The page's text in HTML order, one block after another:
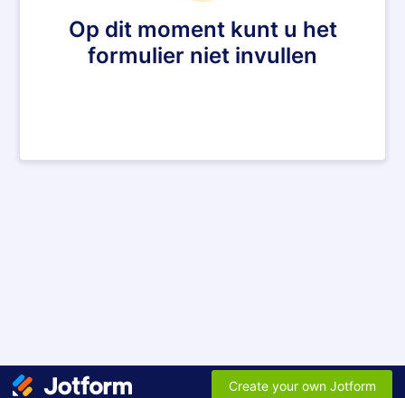
Op dit moment kunt u het
formulier niet invullen
Create your own Jotform